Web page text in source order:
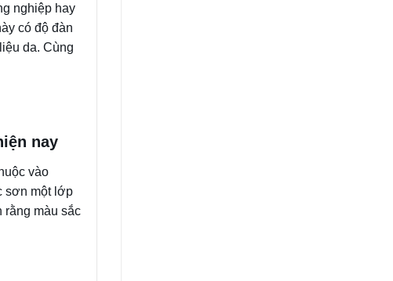
nghiệp hay
có độ đàn
da. Cùng
nay
vào
sơn một lớp
rằng màu sắc